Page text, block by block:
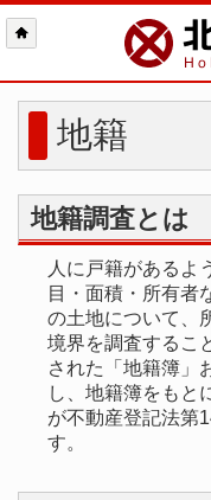
地籍
地籍調査とは
人に戸籍があるよ
目・面積・所有者
の土地について、
境界を調査するこ
された「地籍簿」
し、地籍簿をもと
が不動産登記法第
す。